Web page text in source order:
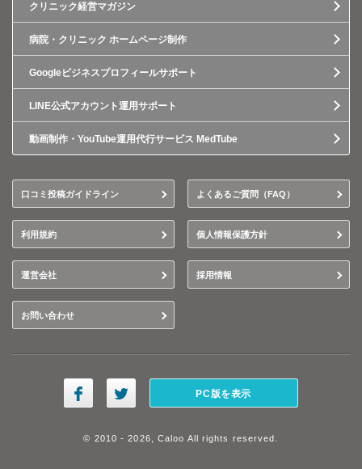
クリニック経営マガジン
病院・クリニック ホームページ制作
Googleビジネスプロフィールサポート
LINE公式アカウント運用サポート
動画制作・YouTube運用代行サービス MedTube
口コミ投稿ガイドライン よくあるご質問（FAQ）
利用規約 個人情報保護方針
運営会社 採用情報
お問い合わせ
PC版を表示
© 2010 - 2026, Caloo All rights reserved.